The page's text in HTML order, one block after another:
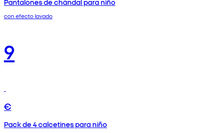
Pantalones de chándal para niño
con efecto lavado
9
€
Pack de 4 calcetines para niño